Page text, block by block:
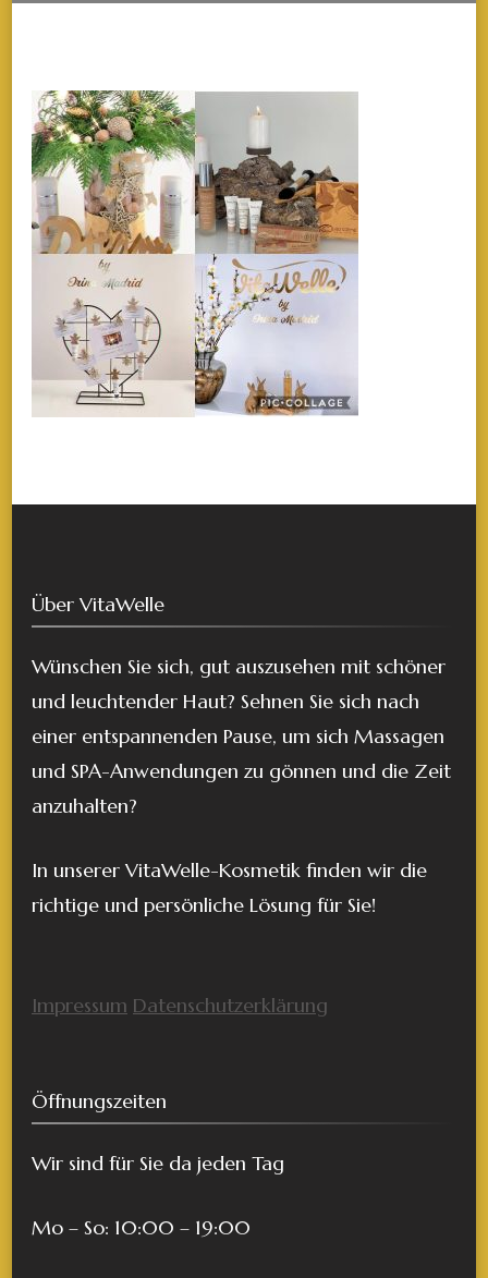
Über VitaWelle
Wünschen Sie sich, gut auszusehen mit schöner
und leuchtender Haut? Sehnen Sie sich nach
einer entspannenden Pause, um sich Massagen
und SPA-Anwendungen zu gönnen und die Zeit
anzuhalten?
In unserer VitaWelle-Kosmetik finden wir die
richtige und persönliche Lösung für Sie!
Impressum Datenschutzerklärung
Öffnungszeiten
Wir sind für Sie da jeden Tag
Mo – So: 10:00 – 19:00